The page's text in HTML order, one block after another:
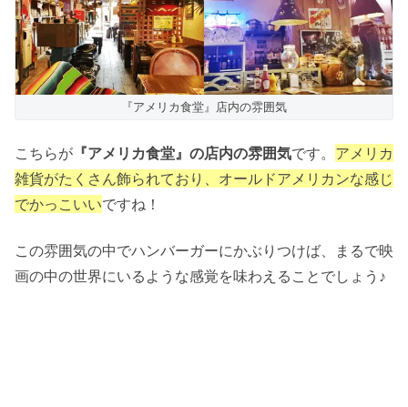
『アメリカ食堂』店内の雰囲気
こちらが 『アメリカ食堂』の店内の雰囲気です。 アメリカ
雑貨がたくさん飾られており、オールドアメリカンな感じ
でかっこいいですね！
この雰囲気の中でハンバーガーにかぶりつけば、まるで映
画の中の世界にいるような感覚を味わえることでしょう♪